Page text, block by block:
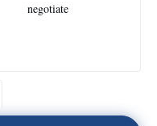
negotiate